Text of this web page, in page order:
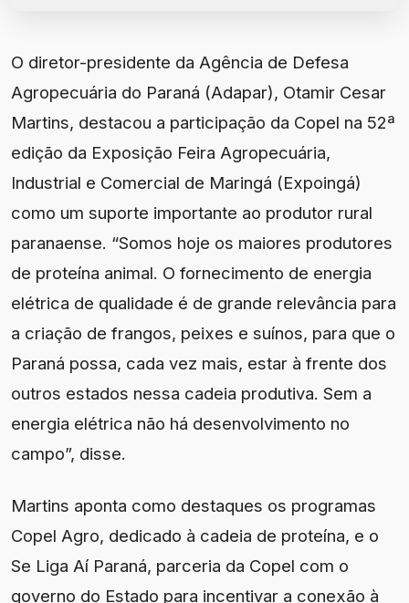
O diretor-presidente da Agência de Defesa
Agropecuária do Paraná (Adapar), Otamir Cesar
Martins, destacou a participação da Copel na 52ª
edição da Exposição Feira Agropecuária,
Industrial e Comercial de Maringá (Expoingá)
como um suporte importante ao produtor rural
paranaense. “Somos hoje os maiores produtores
de proteína animal. O fornecimento de energia
elétrica de qualidade é de grande relevância para
a criação de frangos, peixes e suínos, para que o
Paraná possa, cada vez mais, estar à frente dos
outros estados nessa cadeia produtiva. Sem a
energia elétrica não há desenvolvimento no
campo”, disse.
Martins aponta como destaques os programas
Copel Agro, dedicado à cadeia de proteína, e o
Se Liga Aí Paraná, parceria da Copel com o
governo do Estado para incentivar a conexão à